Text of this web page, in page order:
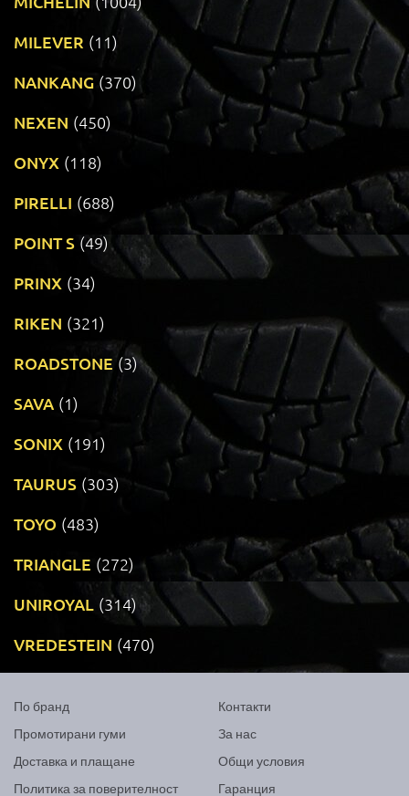
MILEVER (11)
NANKANG (370)
NEXEN (450)
ONYX (118)
PIRELLI (688)
POINT S (49)
PRINX (34)
RIKEN (321)
ROADSTONE (3)
SAVA (1)
SONIX (191)
TAURUS (303)
TOYO (483)
TRIANGLE (272)
UNIROYAL (314)
VREDESTEIN (470)
По бранд
Промотирани гуми
Доставка и плащане
Политика за поверителност
Контакти
За нас
Общи условия
Гаранция